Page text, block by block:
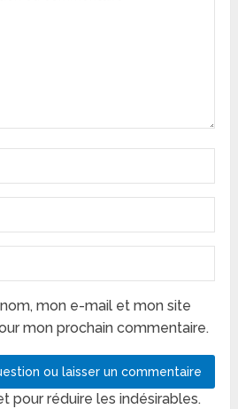
mon e-mail et mon site
mon prochain commentaire.
pour réduire les indésirables.